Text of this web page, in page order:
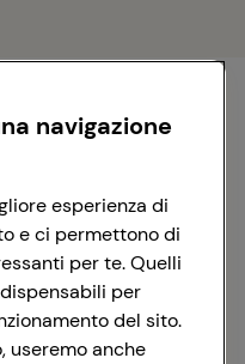
navigazione
esperienza di
e ci permettono di
per te. Quelli
per
del sito.
useremo anche